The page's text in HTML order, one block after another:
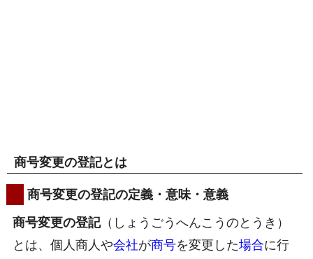
商号変更の登記とは
商号変更の登記の定義・意味・意義
商号変更の登記（しょうごうへんこうのとうき）
とは、個人商人や会社が商号を変更した場合に行